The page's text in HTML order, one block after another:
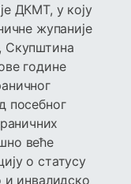
ДКМТ, у коју
жупаније
Скупштина
године
посебног
веће
о статусу
и инвалидско